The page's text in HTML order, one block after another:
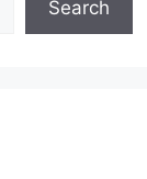
Search